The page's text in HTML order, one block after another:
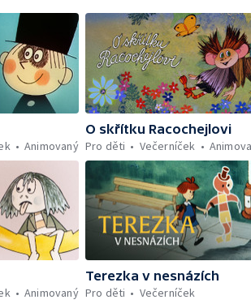
Animovaný
O skřítku Racochejlovi
Pro děti
Večerníček
Animovaný
Terezka v nesnázích
Pro děti
Večerníček